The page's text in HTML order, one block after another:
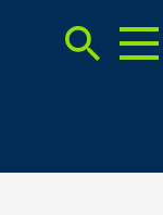
Search